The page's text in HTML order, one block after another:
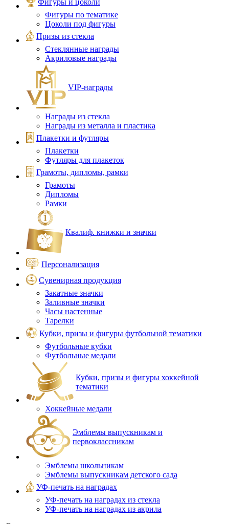
Фигуры по тематике
Цоколи под фигуры
Призы из стекла
Стеклянные награды
Акриловые награды
VIP‑награды
Награды из стекла
Награды из металла и пластика
Плакетки и футляры
Плакетки
Футляры для плакеток
Грамоты, дипломы, рамки
Грамоты
Дипломы
Рамки
Квалиф. книжки и значки
Персонализация
Сувенирная продукция
Закатные значки
Заливные значки
Часы настенные
Тарелки
Кубки, призы и фигуры футбольной тематики
Футбольные кубки
Футбольные медали
Кубки, призы и фигуры хоккейной
тематики
Хоккейные медали
Эмблемы выпускникам и
первоклассникам
Эмблемы школьникам
Эмблемы выпускникам детского сада
УФ-печать на наградах
УФ‑печать на наградах из стекла
УФ-печать на наградах из акрила